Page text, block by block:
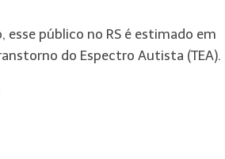
público no RS é estimado em
do Espectro Autista (TEA).